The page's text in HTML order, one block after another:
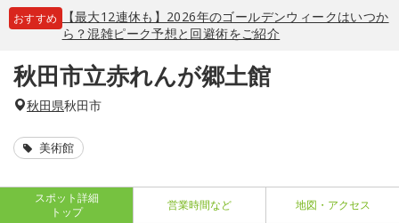
おすすめ
【最大12連休も】2026年のゴールデンウィークはいつか
ら？混雑ピーク予想と回避術をご紹介
秋田市立赤れんが郷土館
秋田県秋田市
美術館
スポット詳細
トップ
営業時間など 地図・アクセス